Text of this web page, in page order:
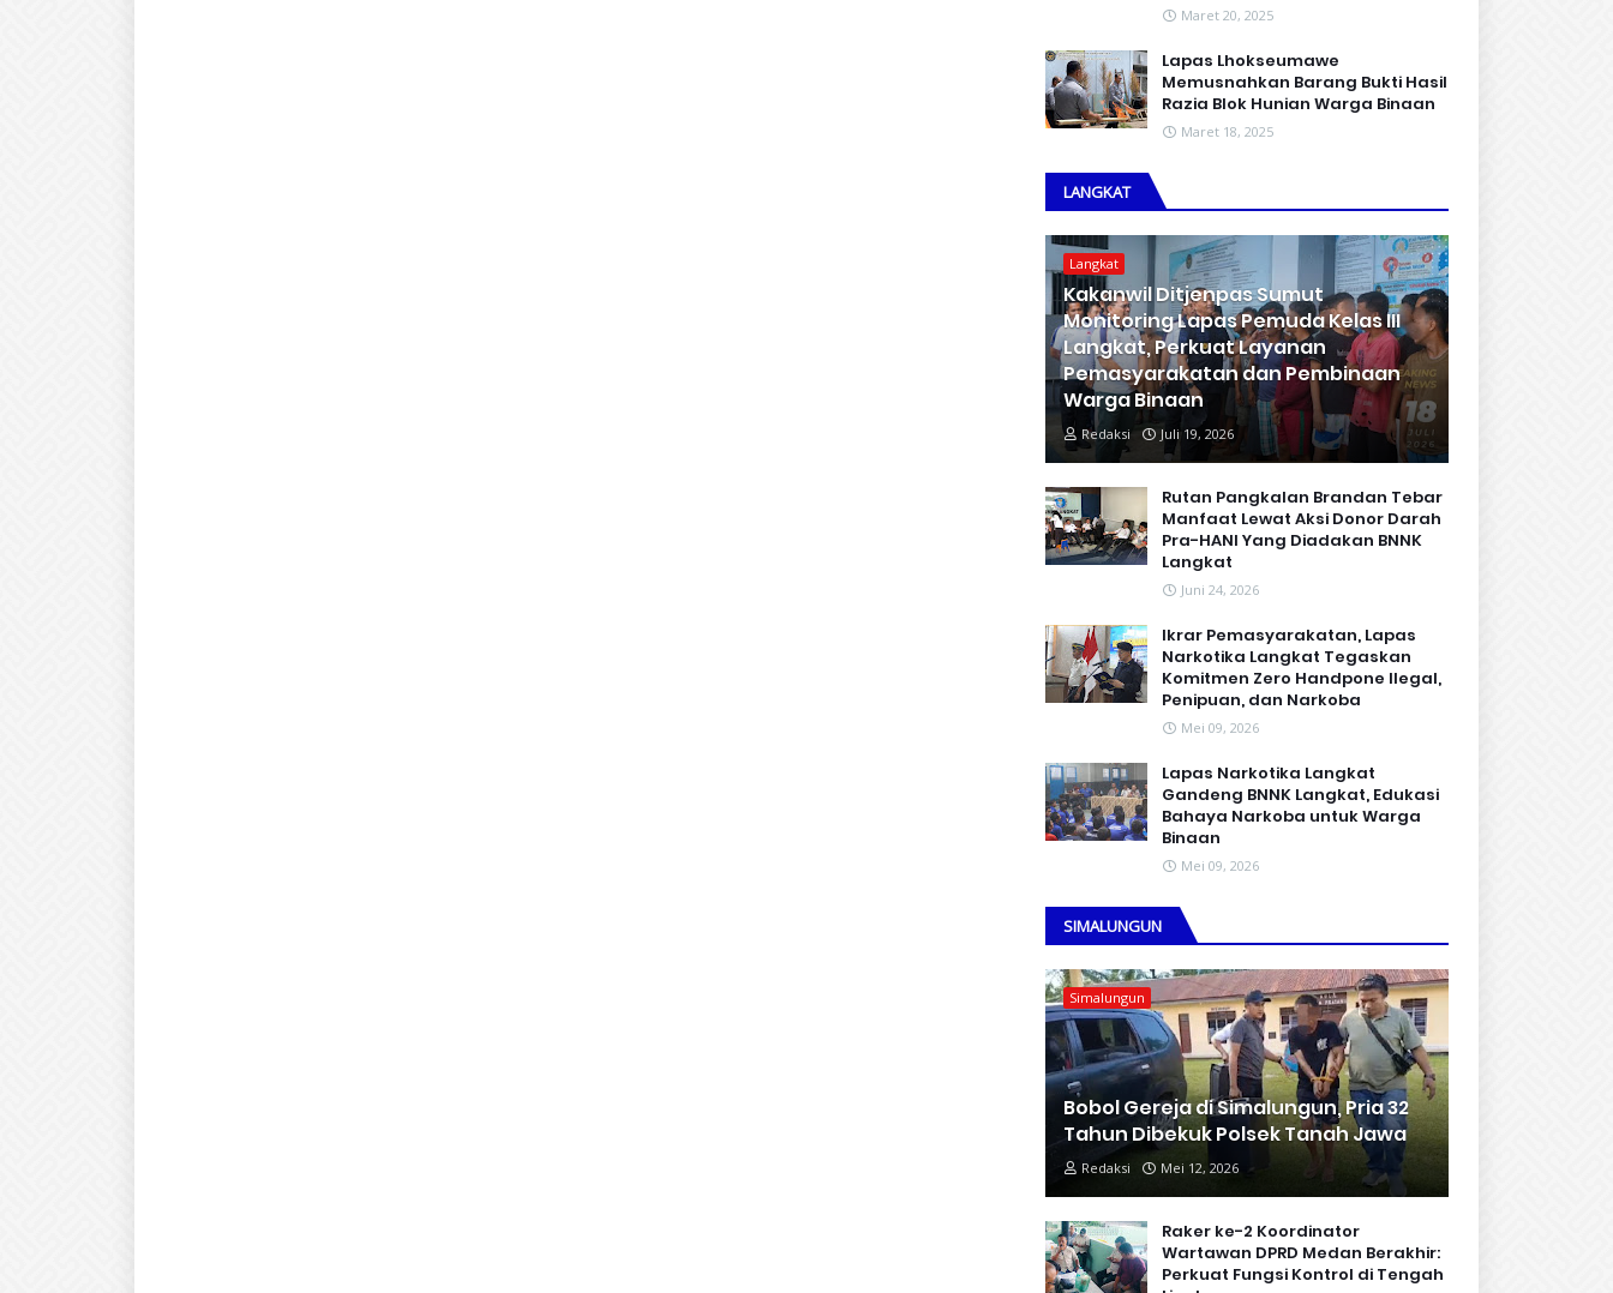
Maret 20, 2025
Lapas Lhokseumawe
Memusnahkan Barang Bukti Hasil
Razia Blok Hunian Warga Binaan
Maret 18, 2025
LANGKAT
Langkat
Kakanwil Ditjenpas Sumut
Monitoring Lapas Pemuda Kelas III
Langkat, Perkuat Layanan
Pemasyarakatan dan Pembinaan
Warga Binaan
Redaksi Juli 19, 2026
Rutan Pangkalan Brandan Tebar
Manfaat Lewat Aksi Donor Darah
Pra-HANI Yang Diadakan BNNK
Langkat
Juni 24, 2026
Ikrar Pemasyarakatan, Lapas
Narkotika Langkat Tegaskan
Komitmen Zero Handpone llegal,
Penipuan, dan Narkoba
Mei 09, 2026
Lapas Narkotika Langkat
Gandeng BNNK Langkat, Edukasi
Bahaya Narkoba untuk Warga
Binaan
Mei 09, 2026
SIMALUNGUN
Simalungun
Bobol Gereja di Simalungun, Pria 32
Tahun Dibekuk Polsek Tanah Jawa
Redaksi Mei 12, 2026
Raker ke-2 Koordinator
Wartawan DPRD Medan Berakhir:
Perkuat Fungsi Kontrol di Tengah